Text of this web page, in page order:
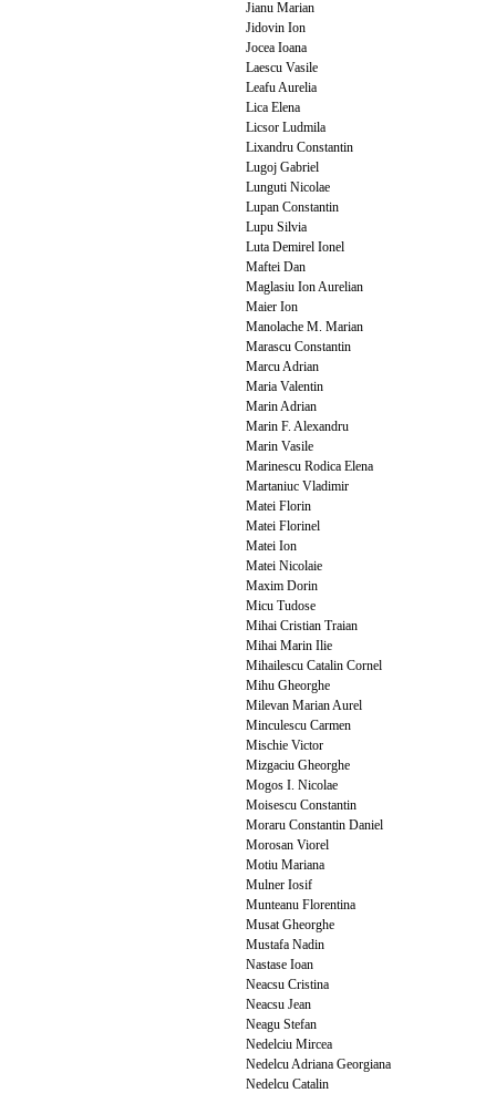
Jianu Marian
Jidovin Ion
Jocea Ioana
Laescu Vasile
Leafu Aurelia
Lica Elena
Licsor Ludmila
Lixandru Constantin
Lugoj Gabriel
Lunguti Nicolae
Lupan Constantin
Lupu Silvia
Luta Demirel Ionel
Maftei Dan
Maglasiu Ion Aurelian
Maier Ion
Manolache M. Marian
Marascu Constantin
Marcu Adrian
Maria Valentin
Marin Adrian
Marin F. Alexandru
Marin Vasile
Marinescu Rodica Elena
Martaniuc Vladimir
Matei Florin
Matei Florinel
Matei Ion
Matei Nicolaie
Maxim Dorin
Micu Tudose
Mihai Cristian Traian
Mihai Marin Ilie
Mihailescu Catalin Cornel
Mihu Gheorghe
Milevan Marian Aurel
Minculescu Carmen
Mischie Victor
Mizgaciu Gheorghe
Mogos I. Nicolae
Moisescu Constantin
Moraru Constantin Daniel
Morosan Viorel
Motiu Mariana
Mulner Iosif
Munteanu Florentina
Musat Gheorghe
Mustafa Nadin
Nastase Ioan
Neacsu Cristina
Neacsu Jean
Neagu Stefan
Nedelciu Mircea
Nedelcu Adriana Georgiana
Nedelcu Catalin